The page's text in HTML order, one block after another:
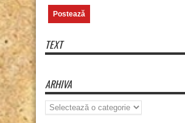
TEXT
ARHIVA
Arhiva